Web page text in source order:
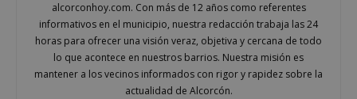
alcorconhoy.com. Con más de 12 años como referentes
informativos en el municipio, nuestra redacción trabaja las 24
horas para ofrecer una visión veraz, objetiva y cercana de todo
lo que acontece en nuestros barrios. Nuestra misión es
mantener a los vecinos informados con rigor y rapidez sobre la
actualidad de Alcorcón.
Google
Privacy Policy